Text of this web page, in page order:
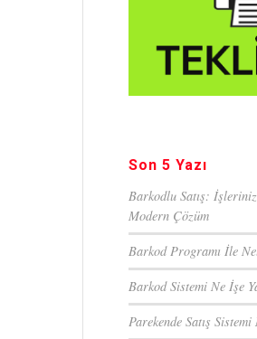
Son 5 Yazı
Barkodlu Satış:
Modern Çözüm
Barkod Programı İle
Barkod Sistemi Ne İşe
Parekende Satış